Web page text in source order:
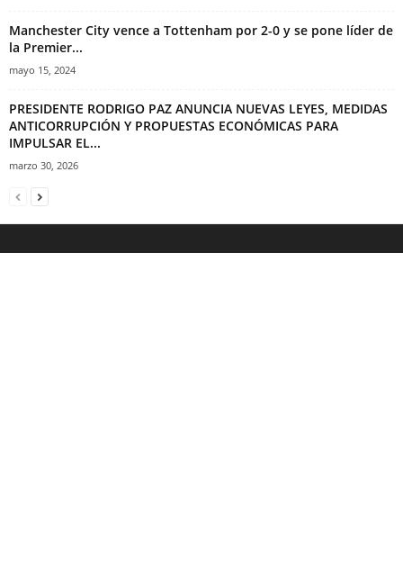
Manchester City vence a Tottenham por 2-0 y se pone líder de
la Premier...
mayo 15, 2024
PRESIDENTE RODRIGO PAZ ANUNCIA NUEVAS LEYES, MEDIDAS
ANTICORRUPCIÓN Y PROPUESTAS ECONÓMICAS PARA
IMPULSAR EL...
marzo 30, 2026